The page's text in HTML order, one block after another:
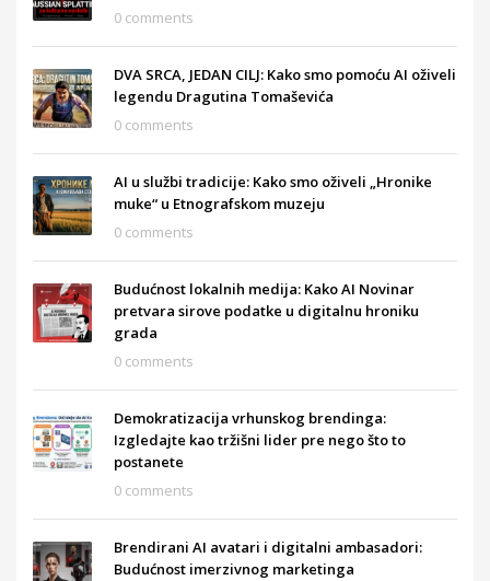
0 comments
DVA SRCA, JEDAN CILJ: Kako smo pomoću AI oživeli
legendu Dragutina Tomaševića
0 comments
AI u službi tradicije: Kako smo oživeli „Hronike
muke“ u Etnografskom muzeju
0 comments
Budućnost lokalnih medija: Kako AI Novinar
pretvara sirove podatke u digitalnu hroniku
grada
0 comments
Demokratizacija vrhunskog brendinga:
Izgledajte kao tržišni lider pre nego što to
postanete
0 comments
Brendirani AI avatari i digitalni ambasadori:
Budućnost imerzivnog marketinga